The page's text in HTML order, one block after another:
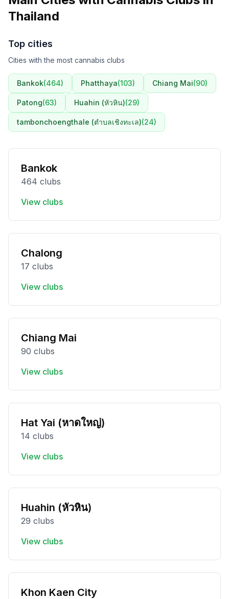
Thailand
Top cities
Cities with the most cannabis clubs
Bankok(464) Phatthaya(103) Chiang Mai(90)
Patong(63) Huahin (หัวหิน)(29)
tambonchoengthale (ตำบลเชิงทะเล)(24)
Bankok
464 clubs
View clubs
Chalong
17 clubs
View clubs
Chiang Mai
90 clubs
View clubs
Hat Yai (หาดใหญ่)
14 clubs
View clubs
Huahin (หัวหิน)
29 clubs
View clubs
Khon Kaen City